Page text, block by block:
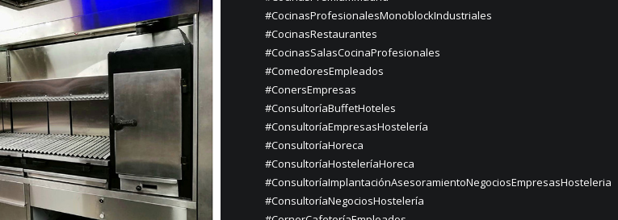
#CocinasProfesionalesMonoblockIndustriales
#CocinasRestaurantes
#CocinasSalasCocinaProfesionales
#ComedoresEmpleados
#ConersEmpresas
#ConsultoríaBuffetHoteles
#ConsultoríaEmpresasHostelería
#ConsultoríaHoreca
#ConsultoríaHosteleríaHoreca
#ConsultoríaImplantaciónAsesoramientoNegociosEmpresasHosteleria
#ConsultoríaNegociosHostelería